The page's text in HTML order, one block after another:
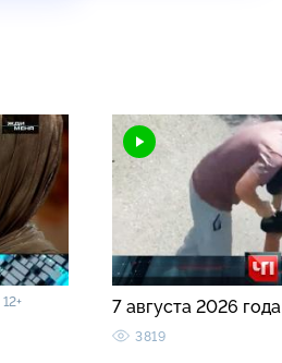
12+ 7 августа 2026 года
3819